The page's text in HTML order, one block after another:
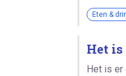
Eten &
Het is
Het is er